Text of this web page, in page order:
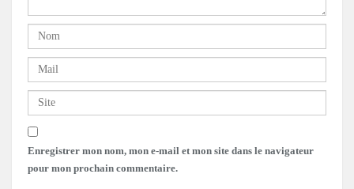
Enregistrer mon nom, mon e-mail et mon site dans le navigateur
pour mon prochain commentaire.